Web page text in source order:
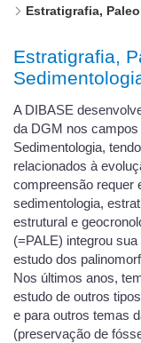
Estratigrafia,
A DIBASE
da DGM nos campos
Sedimentologia,
relacionados à
compreensão requer
sedimentologia,
estrutural e
(=PALE) integrou
estudo dos
Nos últimos anos,
estudo de outros
e para outros temas
(preservação de